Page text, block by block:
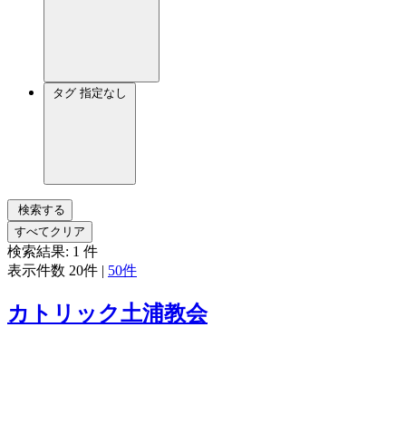
タグ 指定なし
検索する
すべてクリア
検索結果: 1 件
表示件数 20件 | 50件
カトリック土浦教会